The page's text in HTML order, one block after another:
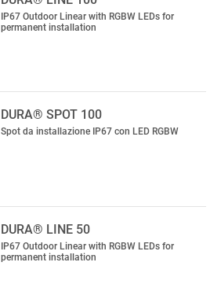
IP67 Outdoor Linear with RGBW LEDs for
permanent installation
DURA® SPOT 100
Spot da installazione IP67 con LED RGBW
DURA® LINE 50
IP67 Outdoor Linear with RGBW LEDs for
permanent installation